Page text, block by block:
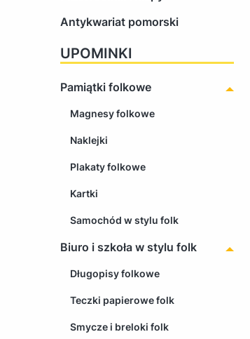
Antykwariat pomorski
UPOMINKI
Pamiątki folkowe
Magnesy folkowe
Naklejki
Plakaty folkowe
Kartki
Samochód w stylu folk
Biuro i szkoła w stylu folk
Długopisy folkowe
Teczki papierowe folk
Smycze i breloki folk